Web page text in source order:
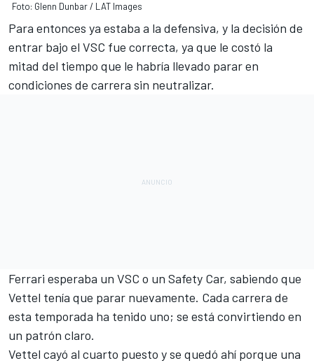
Foto: Glenn Dunbar / LAT Images
Para entonces ya estaba a la defensiva, y la decisión de
entrar bajo el VSC fue correcta, ya que le costó la
mitad del tiempo que le habría llevado parar en
condiciones de carrera sin neutralizar.
Ferrari esperaba un VSC o un Safety Car, sabiendo que
Vettel tenía que parar nuevamente. Cada carrera de
esta temporada ha tenido uno; se está convirtiendo en
un patrón claro.
Vettel cayó al cuarto puesto y se quedó ahí porque una